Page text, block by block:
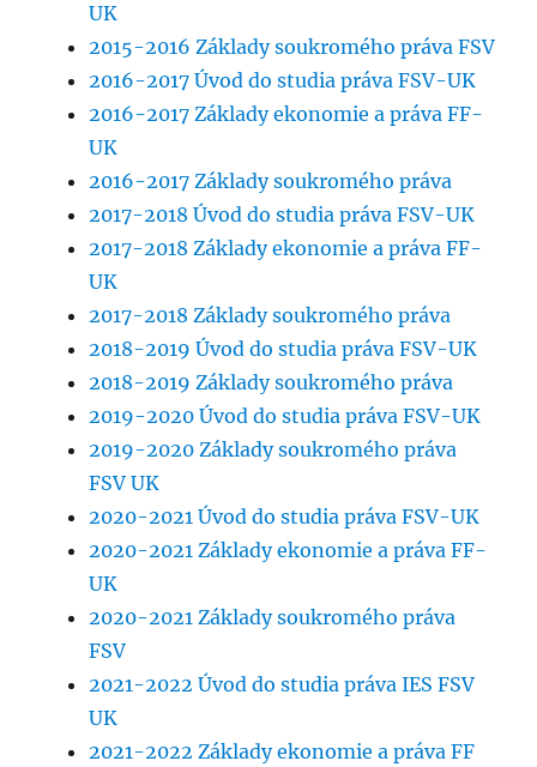
UK
2015-2016 Základy soukromého práva FSV
2016-2017 Úvod do studia práva FSV-UK
2016-2017 Základy ekonomie a práva FF-
UK
2016-2017 Základy soukromého práva
2017-2018 Úvod do studia práva FSV-UK
2017-2018 Základy ekonomie a práva FF-
UK
2017-2018 Základy soukromého práva
2018-2019 Úvod do studia práva FSV-UK
2018-2019 Základy soukromého práva
2019-2020 Úvod do studia práva FSV-UK
2019-2020 Základy soukromého práva
FSV UK
2020-2021 Úvod do studia práva FSV-UK
2020-2021 Základy ekonomie a práva FF-
UK
2020-2021 Základy soukromého práva
FSV
2021-2022 Úvod do studia práva IES FSV
UK
2021-2022 Základy ekonomie a práva FF